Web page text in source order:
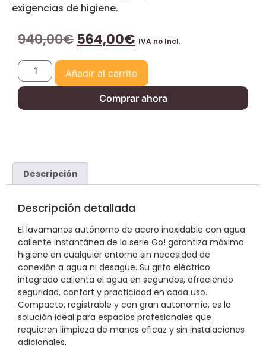
exigencias de higiene.
940,00€ 564,00€ IVA no Incl.
Añadir al carrito
Comprar ahora
Descripción
Descripción detallada
El lavamanos autónomo de acero inoxidable con agua
caliente instantánea de la serie Go! garantiza máxima
higiene en cualquier entorno sin necesidad de
conexión a agua ni desagüe. Su grifo eléctrico
integrado calienta el agua en segundos, ofreciendo
seguridad, confort y practicidad en cada uso.
Compacto, registrable y con gran autonomía, es la
solución ideal para espacios profesionales que
requieren limpieza de manos eficaz y sin instalaciones
adicionales.